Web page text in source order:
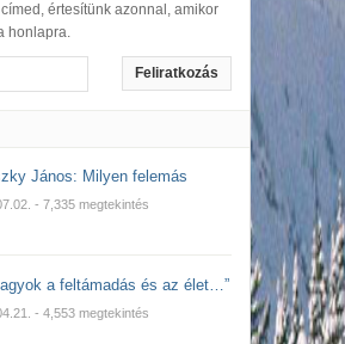
értesítünk azonnal, amikor
honlapra.
Feliratkozás
János: Milyen felemás
- 7,335 megtekintés
a feltámadás és az élet…”
- 4,553 megtekintés